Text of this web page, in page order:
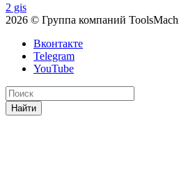
2 gis
2026 © Группа компаний
Вконтакте
Telegram
YouTube
Найти